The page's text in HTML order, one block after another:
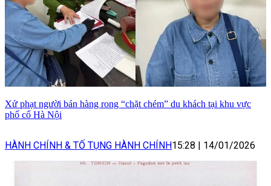
Xử phạt người bán hàng rong “chặt chém” du khách tại khu vực
phố cổ Hà Nội
HÀNH CHÍNH & TỐ TỤNG HÀNH CHÍNH15:28 | 14/01/2026